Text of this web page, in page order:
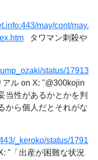
may/cont/may.
タワマン刺殺や
status/17913
ル on X: "@300kojin
当性があるかとかを判
から個人だとそれがな
_keroko/status/1791
"「出産が困難な状況